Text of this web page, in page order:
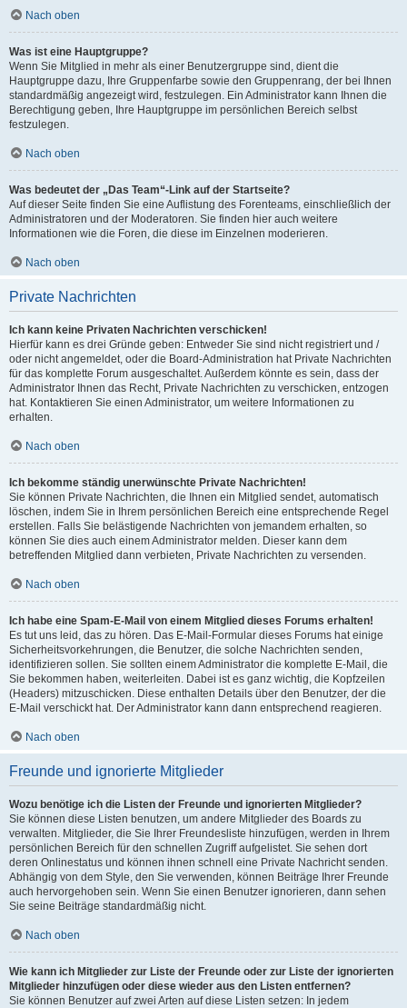
Nach oben
Was ist eine Hauptgruppe?
Wenn Sie Mitglied in mehr als einer Benutzergruppe sind, dient die
Hauptgruppe dazu, Ihre Gruppenfarbe sowie den Gruppenrang, der bei Ihnen
standardmäßig angezeigt wird, festzulegen. Ein Administrator kann Ihnen die
Berechtigung geben, Ihre Hauptgruppe im persönlichen Bereich selbst
festzulegen.
Nach oben
Was bedeutet der „Das Team“-Link auf der Startseite?
Auf dieser Seite finden Sie eine Auflistung des Forenteams, einschließlich der
Administratoren und der Moderatoren. Sie finden hier auch weitere
Informationen wie die Foren, die diese im Einzelnen moderieren.
Nach oben
Private Nachrichten
Ich kann keine Privaten Nachrichten verschicken!
Hierfür kann es drei Gründe geben: Entweder Sie sind nicht registriert und /
oder nicht angemeldet, oder die Board-Administration hat Private Nachrichten
für das komplette Forum ausgeschaltet. Außerdem könnte es sein, dass der
Administrator Ihnen das Recht, Private Nachrichten zu verschicken, entzogen
hat. Kontaktieren Sie einen Administrator, um weitere Informationen zu
erhalten.
Nach oben
Ich bekomme ständig unerwünschte Private Nachrichten!
Sie können Private Nachrichten, die Ihnen ein Mitglied sendet, automatisch
löschen, indem Sie in Ihrem persönlichen Bereich eine entsprechende Regel
erstellen. Falls Sie belästigende Nachrichten von jemandem erhalten, so
können Sie dies auch einem Administrator melden. Dieser kann dem
betreffenden Mitglied dann verbieten, Private Nachrichten zu versenden.
Nach oben
Ich habe eine Spam-E-Mail von einem Mitglied dieses Forums erhalten!
Es tut uns leid, das zu hören. Das E-Mail-Formular dieses Forums hat einige
Sicherheitsvorkehrungen, die Benutzer, die solche Nachrichten senden,
identifizieren sollen. Sie sollten einem Administrator die komplette E-Mail, die
Sie bekommen haben, weiterleiten. Dabei ist es ganz wichtig, die Kopfzeilen
(Headers) mitzuschicken. Diese enthalten Details über den Benutzer, der die
E-Mail verschickt hat. Der Administrator kann dann entsprechend reagieren.
Nach oben
Freunde und ignorierte Mitglieder
Wozu benötige ich die Listen der Freunde und ignorierten Mitglieder?
Sie können diese Listen benutzen, um andere Mitglieder des Boards zu
verwalten. Mitglieder, die Sie Ihrer Freundesliste hinzufügen, werden in Ihrem
persönlichen Bereich für den schnellen Zugriff aufgelistet. Sie sehen dort
deren Onlinestatus und können ihnen schnell eine Private Nachricht senden.
Abhängig von dem Style, den Sie verwenden, können Beiträge Ihrer Freunde
auch hervorgehoben sein. Wenn Sie einen Benutzer ignorieren, dann sehen
Sie seine Beiträge standardmäßig nicht.
Nach oben
Wie kann ich Mitglieder zur Liste der Freunde oder zur Liste der ignorierten
Mitglieder hinzufügen oder diese wieder aus den Listen entfernen?
Sie können Benutzer auf zwei Arten auf diese Listen setzen: In jedem